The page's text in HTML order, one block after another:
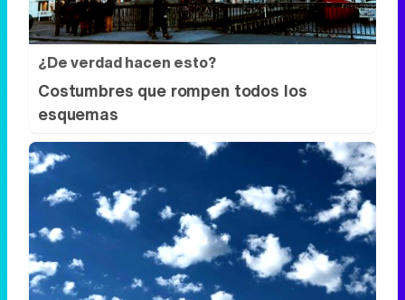
¿De verdad hacen esto?
Costumbres que rompen todos los
esquemas